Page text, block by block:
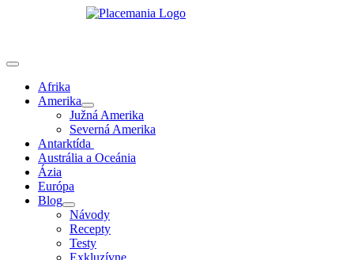
Afrika
Amerika
Južná Amerika
Severná Amerika
Antarktída
Austrália a Oceánia
Ázia
Európa
Blog
Návody
Recepty
Testy
Exkluzívne